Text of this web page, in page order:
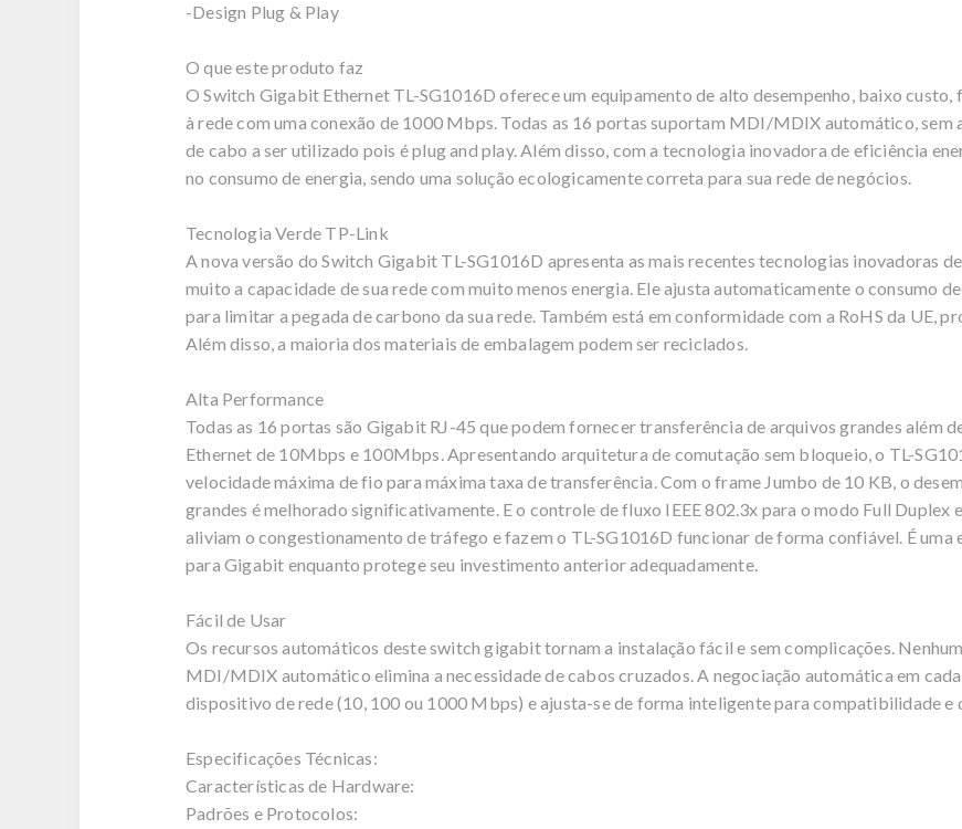
-Design Plug & Play
O que este produto faz
O Switch Gigabit Ethernet TL-SG1016D oferece um equipamento de alto desempenho, baixo
à rede com uma conexão de 1000 Mbps. Todas as 16 portas suportam MDI/MDIX automático, sem
de cabo a ser utilizado pois é plug and play. Além disso, com a tecnologia inovadora de eficiência
no consumo de energia, sendo uma solução ecologicamente correta para sua rede de negócios.
Tecnologia Verde TP-Link
A nova versão do Switch Gigabit TL-SG1016D apresenta as mais recentes tecnologias inovadoras
muito a capacidade de sua rede com muito menos energia. Ele ajusta automaticamente o consumo
para limitar a pegada de carbono da sua rede. Também está em conformidade com a RoHS da UE,
Além disso, a maioria dos materiais de embalagem podem ser reciclados.
Alta Performance
Todas as 16 portas são Gigabit RJ-45 que podem fornecer transferência de arquivos grandes além
Ethernet de 10Mbps e 100Mbps. Apresentando arquitetura de comutação sem bloqueio, o TL-
velocidade máxima de fio para máxima taxa de transferência. Com o frame Jumbo de 10 KB, o
grandes é melhorado significativamente. E o controle de fluxo IEEE 802.3x para o modo Full
aliviam o congestionamento de tráfego e fazem o TL-SG1016D funcionar de forma confiável. É
para Gigabit enquanto protege seu investimento anterior adequadamente.
Fácil de Usar
Os recursos automáticos deste switch gigabit tornam a instalação fácil e sem complicações.
MDI/MDIX automático elimina a necessidade de cabos cruzados. A negociação automática em
dispositivo de rede (10, 100 ou 1000 Mbps) e ajusta-se de forma inteligente para compatibilidade e
Especificações Técnicas:
Características de Hardware:
Padrões e Protocolos: